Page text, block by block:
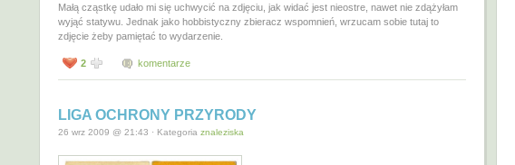
Małą cząstkę udało mi się uchwycić na zdjęciu, jak widać jest nieostre, nawet nie zdążyłam
wyjąć statywu. Jednak jako hobbistyczny zbieracz wspomnień, wrzucam sobie tutaj to
zdjęcie żeby pamiętać to wydarzenie.
2 komentarze
LIGA OCHRONY PRZYRODY
26 wrz 2009 @ 21:43 · Kategoria znaleziska